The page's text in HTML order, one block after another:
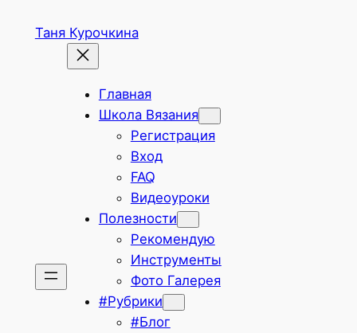
содержимому
Таня Курочкина
Главная
Школа Вязания
Регистрация
Вход
FAQ
Видеоуроки
Полезности
Рекомендую
Инструменты
Фото Галерея
#Рубрики
#Блог